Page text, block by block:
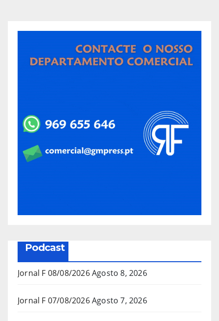
Podcast
Jornal F 08/08/2026Agosto 8, 2026
Jornal F 07/08/2026Agosto 7, 2026